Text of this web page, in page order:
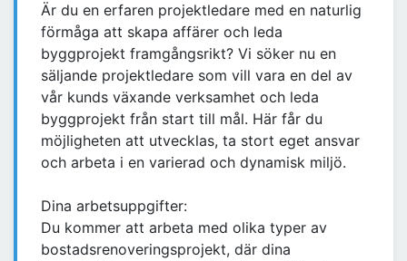
Är du en erfaren projektledare med en naturlig
förmåga att skapa affärer och leda
byggprojekt framgångsrikt? Vi söker nu en
säljande projektledare som vill vara en del av
vår kunds växande verksamhet och leda
byggprojekt från start till mål. Här får du
möjligheten att utvecklas, ta stort eget ansvar
och arbeta i en varierad och dynamisk miljö.
Dina arbetsuppgifter:
Du kommer att arbeta med olika typer av
bostadsrenoveringsprojekt, där dina